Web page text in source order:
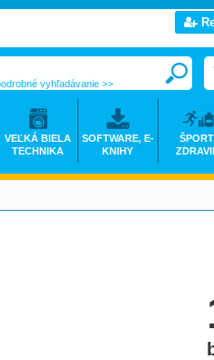
vyhľadávanie >>
VEĽKÁ BIELA
TECHNIKA
SOFTWARE, E-
KNIHY